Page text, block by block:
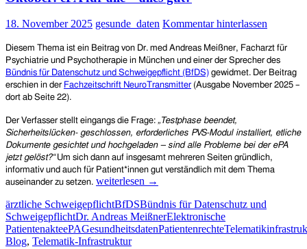
Rahmen
einer
Systemumstellung
bei
der
AOK
Bayern
sind
6.400
elektronische
Patientenakten
gelöscht
worden
18. November 2025 gesunde_daten Kommentar hinterlassen
Diesem Thema ist ein Beitrag von Dr. med Andreas Meißner, Facharzt für
Psychiatrie und Psychotherapie in München und einer der Sprecher des
Bündnis für Datenschutz und Schweigepflicht (BfDS) gewidmet. Der Beitrag
erschien in der Fachzeitschrift NeuroTransmitter (Ausgabe November 2025 –
dort ab Seite 22).
Der Verfasser stellt eingangs die Frage: „ Testphase beendet,
Sicherheitslücken- geschlossen, erforderliches PVS-Modul installiert, etliche
Dokumente gesichtet und hochgeladen – sind alle Probleme bei der ePA
jetzt gelöst?“Um sich dann auf insgesamt mehreren Seiten gründlich,
informativ und auch für Patient*innen gut verständlich mit dem Thema
auseinander zu setzen. Nutzungspflicht
elektronischen
Patientenakte
seit
Oktober:
weiterlesen →
ärztliche SchweigepflichtBfDSBündnis für Datenschutz und
SchweigepflichtDr. Andreas MeißnerElektronische
PatientenakteePAGesundheitsdatenPatientenrechte
Blog, Telematik-Infrastruktur